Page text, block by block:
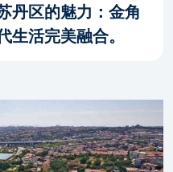
丹区的魅力：金角
活完美融合。